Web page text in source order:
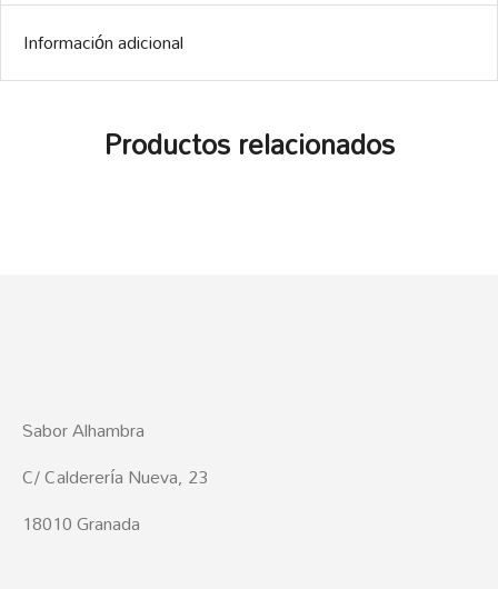
Información adicional
Productos relacionados
Sabor Alhambra
C/ Calderería Nueva, 23
18010 Granada